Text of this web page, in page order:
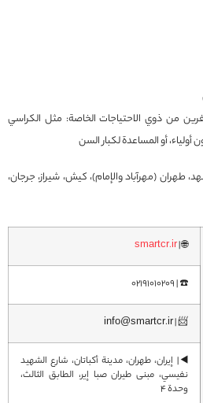
من ذوي الاحتياجات الخاصة: مثل الكراسي
أولياء، أو المساعدة لكبار السن
(مهرآباد والإمام)، كيش، شيراز، جرجان،
🌐 |
smartcr.ir
☎️ | 02191010209
📨 | info@smartcr.ir
◀️| إيران، طهران، مدينة أکباتان، شارع الشهيد
نفيسي، مبنى طيران صبا إير، الطابق الثالث،
وحدة 4